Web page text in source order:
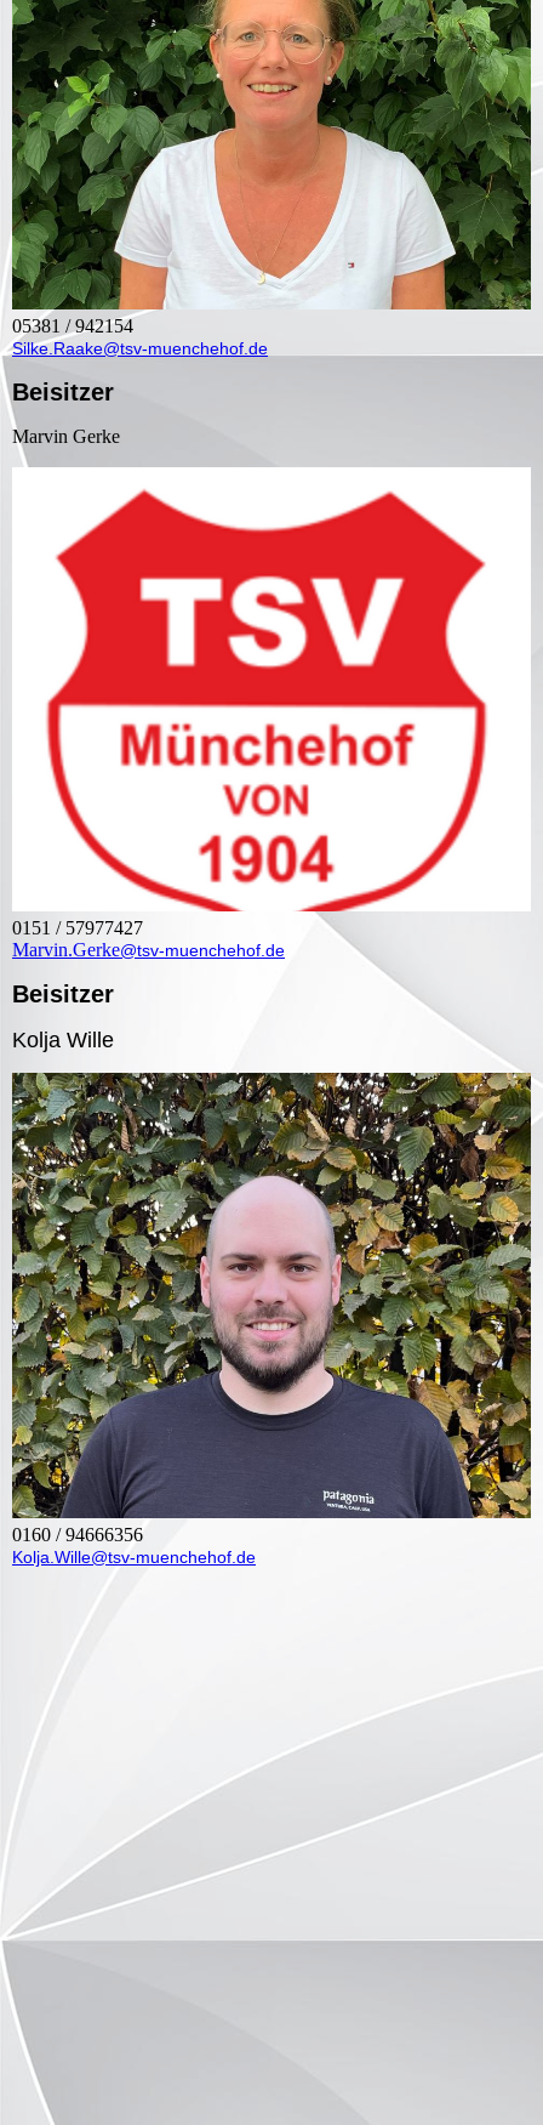
05381 / 942154
Silke.Raake@tsv-muenchehof.de
Beisitzer
Marvin Gerke
0151 / 57977427
Marvin.Gerke@tsv-muenchehof.de
Beisitzer
Kolja Wille
0160 / 94666356
Kolja.Wille@tsv-muenchehof.de